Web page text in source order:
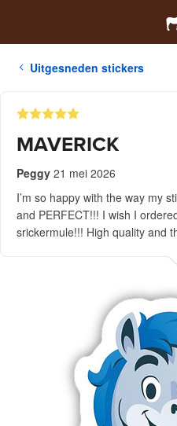
Uitgesneden stickers
MAVERICK
Peggy 21 mei 2026
I’m so happy with the way my
and PERFECT!!! I wish I
srickermule!!! High quality and